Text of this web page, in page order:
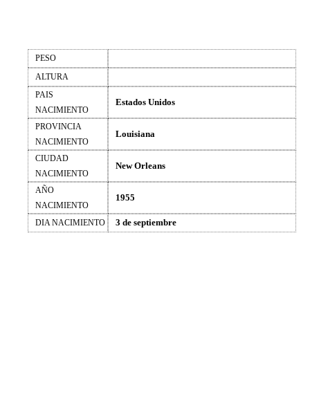
PESO
ALTURA
PAIS
NACIMIENTO
Estados Unidos
PROVINCIA
NACIMIENTO
Louisiana
CIUDAD
NACIMIENTO
New Orleans
AÑO
NACIMIENTO
1955
DIA NACIMIENTO 3 de septiembre